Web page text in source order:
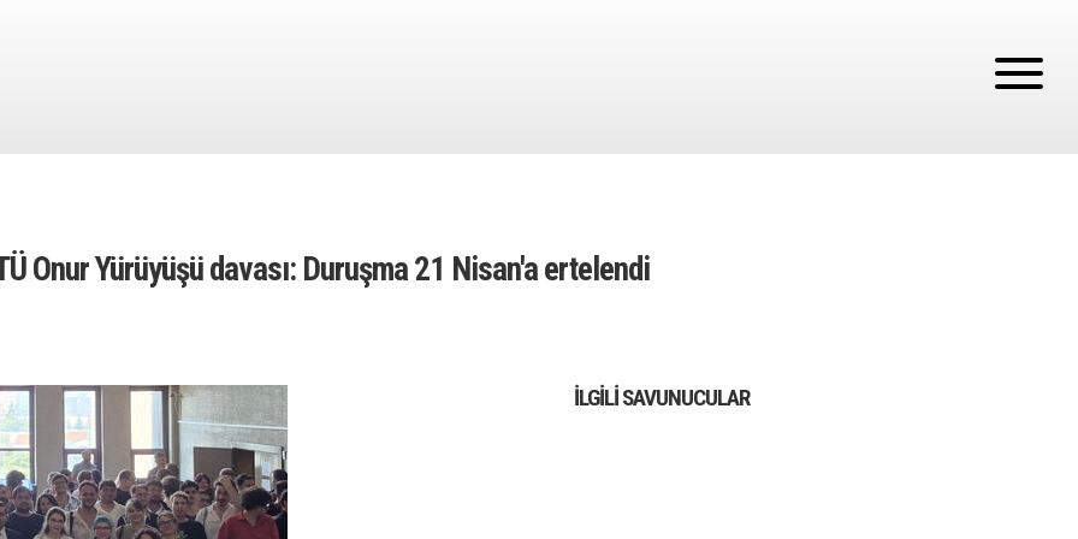
Onur Yürüyüşü davası: Duruşma 21 Nisan'a ertelendi
İLGILI SAVUNUCULAR